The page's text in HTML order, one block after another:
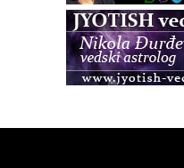
Zagreb+Online
Osnovni ThetaHealing®
Access BARS®, otpusti